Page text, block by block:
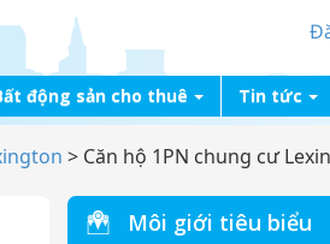
động sản cho thuê Tin tức
> Căn hộ 1PN chung cư
Môi giới tiêu biểu